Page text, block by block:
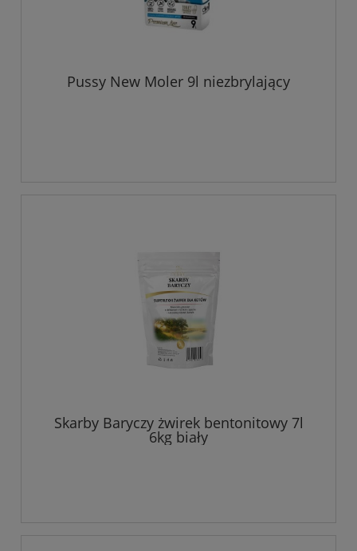
Pussy New Moler 9l niezbrylający
Skarby Baryczy żwirek bentonitowy 7l
6kg biały